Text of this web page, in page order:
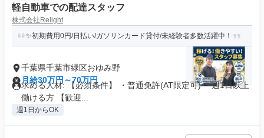
軽自動車での配達スタッフ
株式会社Relight
✨初期費用0円/日払い/ガソリンカード貸付/未経験者多数活躍中！
千葉県千葉市緑区おゆみ野
月給30万円～70万円
求める人材: 【必須条件】 ・普通免許(AT限定可) ・週1日以上
働ける方 【歓迎...
週1日からOK